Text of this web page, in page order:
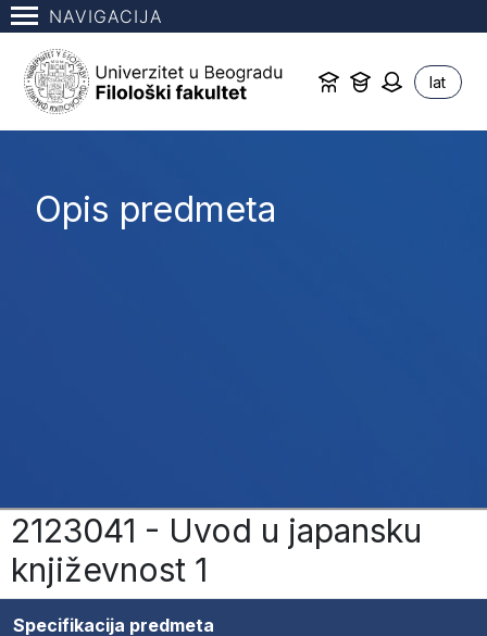
NAVIGACIJA
lat
Opis predmeta
2123041 - Uvod u japansku
književnost 1
Specifikacija predmeta